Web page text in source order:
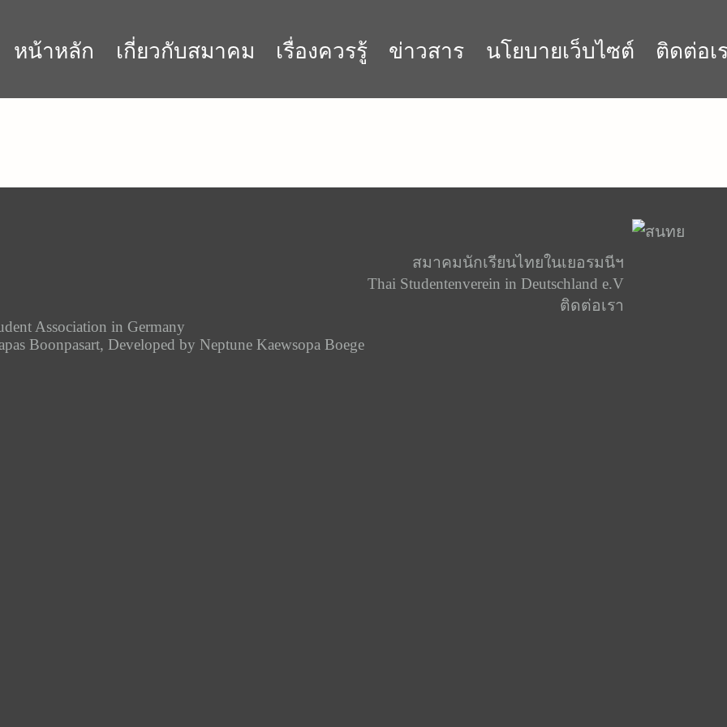
หน้าหลัก เกี่ยวกับสมาคม เรื่องควรรู้ ข่าวสาร นโยบายเว็บไซต์ ติดต่อเ
สมาคมนักเรียนไทยในเยอรมนีฯ
Thai Studentenverein in Deutschland e.V
ติดต่อเรา
Association in Germany
Boonpasart, Developed by Neptune Kaewsopa Boege